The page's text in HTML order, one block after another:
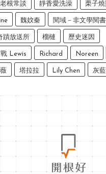
老根常談 靜香愛洗澡 栗子燒
魏妏秦 閱域－非文學閱
蹟放送所 榴槤 歷史迷因
Lewis Richard Noreen
塔拉拉 Lily Chen 灰藍